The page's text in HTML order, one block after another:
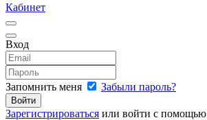
Кабинет
Вход
Запомнить меня Забыли пароль?
Зарегистрироваться или войти с помощью